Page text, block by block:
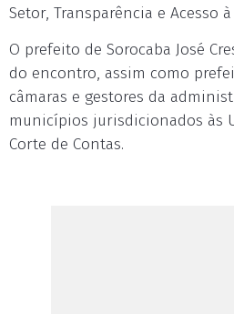
Setor, Transparência e Acesso
O prefeito de Sorocaba José
do encontro, assim como
câmaras e gestores da
municípios jurisdicionados às
Corte de Contas.